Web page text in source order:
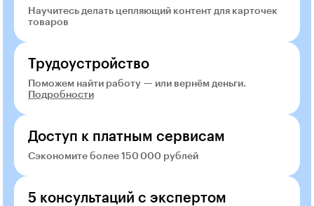
Научитесь делать цепляющий контент для карточек
товаров
Трудоустройство
Поможем найти работу — или вернём деньги.
Подробности
Доступ к платным сервисам
Сэкономите более 150 000 рублей
5 консультаций с экспертом